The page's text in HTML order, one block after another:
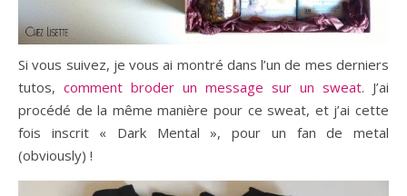
Si vous suivez, je vous ai montré dans l’un de mes derniers
tutos, comment broder un message sur un sweat. J’ai
procédé de la même manière pour ce sweat, et j’ai cette
fois inscrit « Dark Mental », pour un fan de metal
(obviously) !